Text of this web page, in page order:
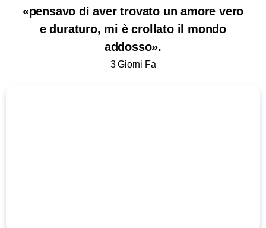
«pensavo di aver trovato un amore vero
e duraturo, mi è crollato il mondo
addosso».
3 Giorni Fa